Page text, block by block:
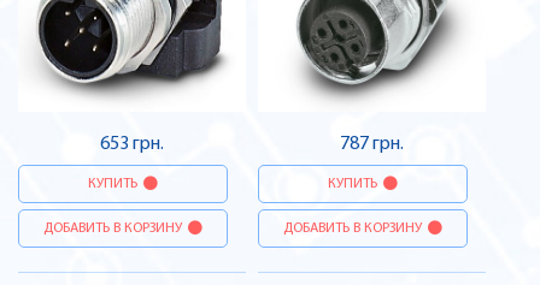
653 грн.
КУПИТЬ
ДОБАВИТЬ В КОРЗИНУ
787 грн.
КУПИТЬ
ДОБАВИТЬ В КОРЗИНУ